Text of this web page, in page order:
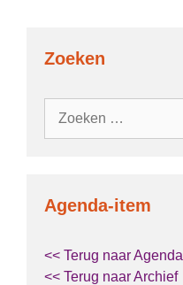
Zoeken
Agenda-item
<< Terug naar Agenda
<< Terug naar Archief